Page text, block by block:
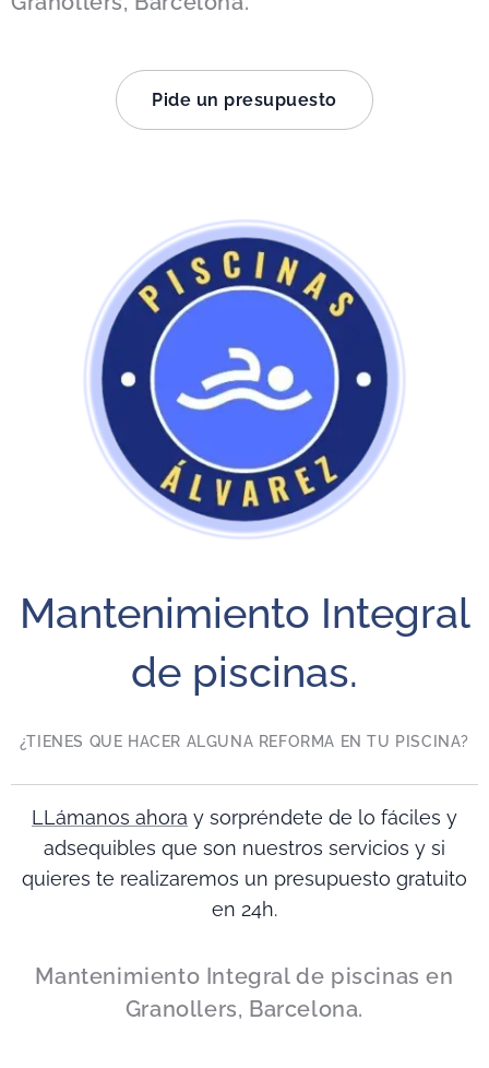
Pide un presupuesto
Mantenimiento Integral
de piscinas.
¿TIENES QUE HACER ALGUNA REFORMA EN TU PISCINA?
LLámanos ahora y sorpréndete de lo fáciles y
adsequibles que son nuestros servicios y si
quieres te realizaremos un presupuesto gratuito
en 24h.
Mantenimiento Integral de piscinas en
Granollers, Barcelona.